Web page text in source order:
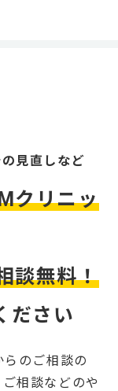
見直しなど
クリニッ
談無料！
ださい
のご相談の
相談などのや